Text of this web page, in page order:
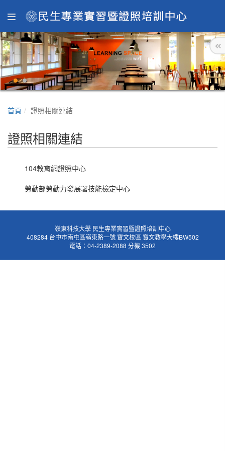
首頁 證照相關連結
證照相關連結
104教育網證照中心
勞動部勞動力發展署技能檢定中心
嶺東科技大學 民生專業實習暨證照培訓中心
408284 台中市南屯區嶺東路一號 寶文校區 寶文教學大樓BW502
電話：04-2389-2088 分機 3502